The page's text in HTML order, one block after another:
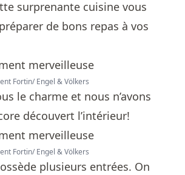
surprenante cuisine vous
de bons repas à vos
Fortin/ Engel & Völkers
le charme et nous n’avons
découvert l’intérieur!
Fortin/ Engel & Völkers
plusieurs entrées. On